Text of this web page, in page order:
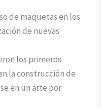
de maquetas en los
de nuevas
los primeros
la construcción de
en un arte por